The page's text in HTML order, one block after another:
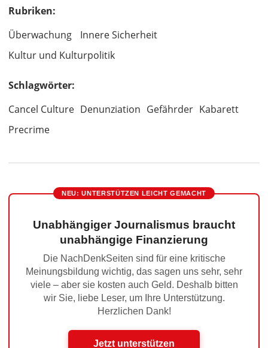
Rubriken:
Überwachung
Innere Sicherheit
Kultur und Kulturpolitik
Schlagwörter:
Cancel Culture Denunziation Gefährder Kabarett
Precrime
NEU: UNTERSTÜTZEN LEICHT GEMACHT
Unabhängiger Journalismus braucht
unabhängige Finanzierung
Die NachDenkSeiten sind für eine kritische
Meinungsbildung wichtig, das sagen uns sehr, sehr
viele – aber sie kosten auch Geld. Deshalb bitten
wir Sie, liebe Leser, um Ihre Unterstützung.
Herzlichen Dank!
Jetzt unterstützen